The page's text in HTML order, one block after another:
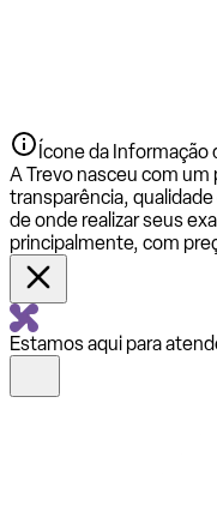
Ícone da Informação
A Trevo nasceu com
transparência,
de onde realizar seus
principalmente, com
Estamos aqui para